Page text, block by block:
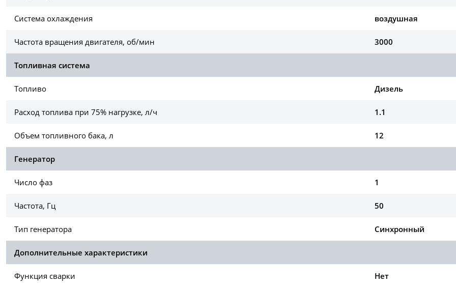
Система охлаждения воздушная
Частота вращения двигателя, об/мин 3000
Топливная система
Топливо Дизель
Расход топлива при 75% нагрузке, л/ч 1.1
Объем топливного бака, л 12
Генератор
Число фаз 1
Частота, Гц 50
Тип генератора Синхронный
Дополнительные характеристики
Функция сварки Нет